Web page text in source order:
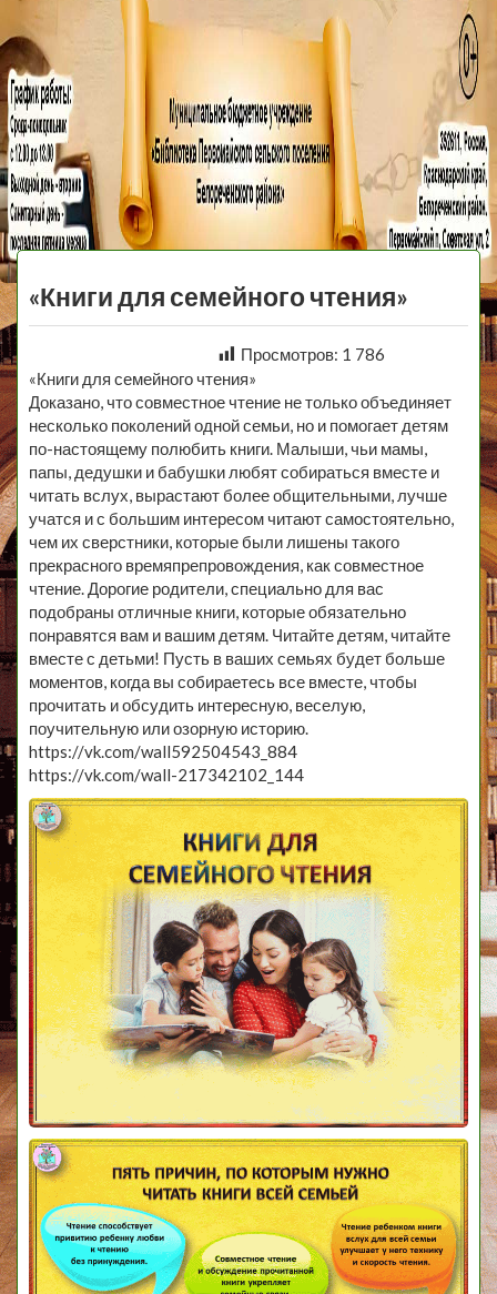
МБУ Библиотека
Первомайского
Сельского
Поселения
«Книги для семейного чтения»
Просмотров: 1 786
«Книги для семейного чтения»
Доказано, что совместное чтение не только объединяет
несколько поколений одной семьи, но и помогает детям
по-настоящему полюбить книги. Малыши, чьи мамы,
папы, дедушки и бабушки любят собираться вместе и
читать вслух, вырастают более общительными, лучше
учатся и с большим интересом читают самостоятельно,
чем их сверстники, которые были лишены такого
прекрасного времяпрепровождения, как совместное
чтение. Дорогие родители, специально для вас
подобраны отличные книги, которые обязательно
понравятся вам и вашим детям. Читайте детям, читайте
вместе с детьми! Пусть в ваших семьях будет больше
моментов, когда вы собираетесь все вместе, чтобы
прочитать и обсудить интересную, веселую,
поучительную или озорную историю.
https://vk.com/wall592504543_884
https://vk.com/wall-217342102_144